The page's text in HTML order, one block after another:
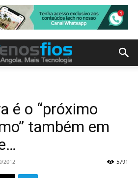
é o “próximo
também em
2012 5791